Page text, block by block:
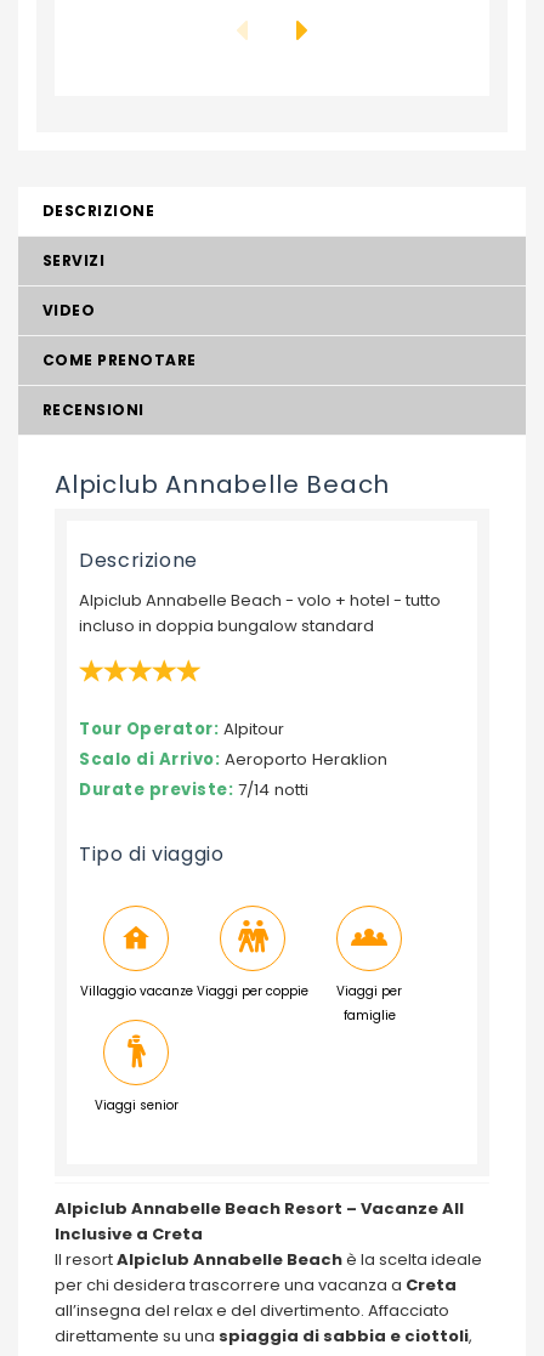
DESCRIZIONE
SERVIZI
VIDEO
COME PRENOTARE
RECENSIONI
Alpiclub Annabelle Beach
Descrizione
Alpiclub Annabelle Beach - volo + hotel - tutto
incluso in doppia bungalow standard
Tour Operator: Alpitour
Scalo di Arrivo: Aeroporto Heraklion
Durate previste: 7/14 notti
Tipo di viaggio
Villaggio vacanze Viaggi per coppie
Viaggi per
famiglie
Viaggi senior
Alpiclub Annabelle Beach Resort – Vacanze All
Inclusive a Creta
Il resortAlpiclub Annabelle Beachè la scelta ideale
per chi desidera trascorrere una vacanza a Creta
all’insegna del relax e del divertimento. Affacciato
direttamente su una spiaggia di sabbia e ciottoli,